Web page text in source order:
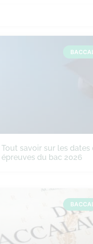
Tout savoir sur les dates
épreuves du bac 2026